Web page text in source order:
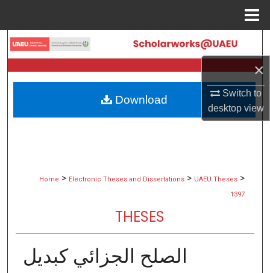
×
Switch to
desktopview
Search
Browse Collections
My Account
Home > Electronic Theses and Dissertations > UAEU Theses >
1397
THESES
الصلح الجزائي كبدیل
Download